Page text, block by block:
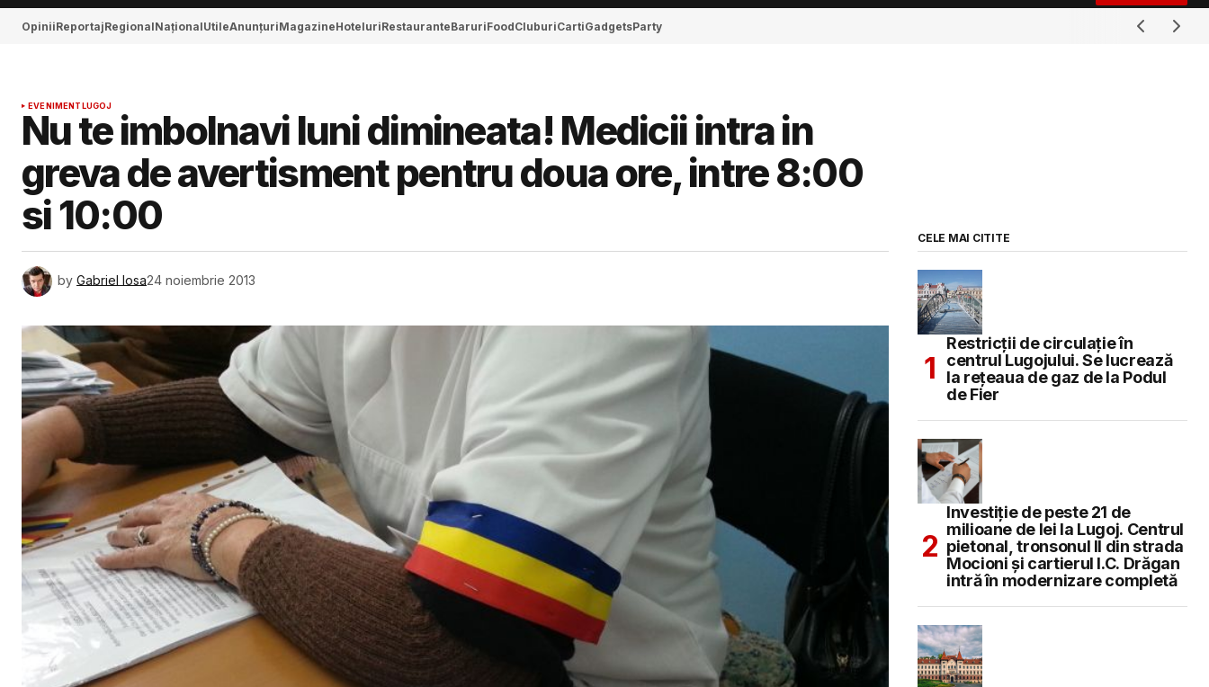
OpiniiReportajRegionalNaționalUtileAnunțuriMagazineHoteluriRestauranteBaruriFoodCluburiCartiGadgetsParty
EVENIMENTLUGOJ
Nu te imbolnavi luni dimineata! Medicii intra in
greva de avertisment pentru doua ore, intre 8:00
si 10:00
by Gabriel Iosa24 noiembrie 2013
CELE MAI CITITE
Restricții de circulație în
centrul Lugojului. Se lucrează
la rețeaua de gaz de la Podul
de Fier
Investiție de peste 21 de
milioane de lei la Lugoj. Centrul
pietonal, tronsonul II din strada
Mocioni și cartierul I.C. Drăgan
intră în modernizare completă